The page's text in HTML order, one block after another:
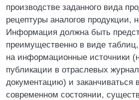
производстве заданного вида
рецептуры аналогов продукции,
Информация должна быть
преимущественно в виде
на информационные источники
публикации в отраслевых
документацию) и заканчиваться
современном состоянии,